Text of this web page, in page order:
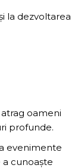
la dezvoltarea
oameni
profunde.
evenimente
a cunoaște